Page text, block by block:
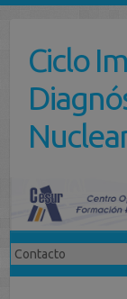
contenidoCiclo